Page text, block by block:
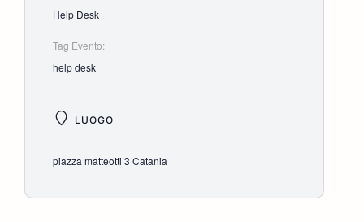
Help Desk
Tag Evento:
help desk
LUOGO
piazza matteotti 3 Catania